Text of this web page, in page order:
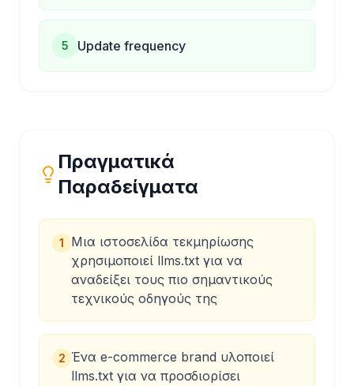
5 Update frequency
Πραγματικά
Παραδείγματα
1
Μια ιστοσελίδα τεκμηρίωσης
χρησιμοποιεί llms.txt για να
αναδείξει τους πιο σημαντικούς
τεχνικούς οδηγούς της
2 Ένα e-commerce brand υλοποιεί
llms.txt για να προσδιορίσει